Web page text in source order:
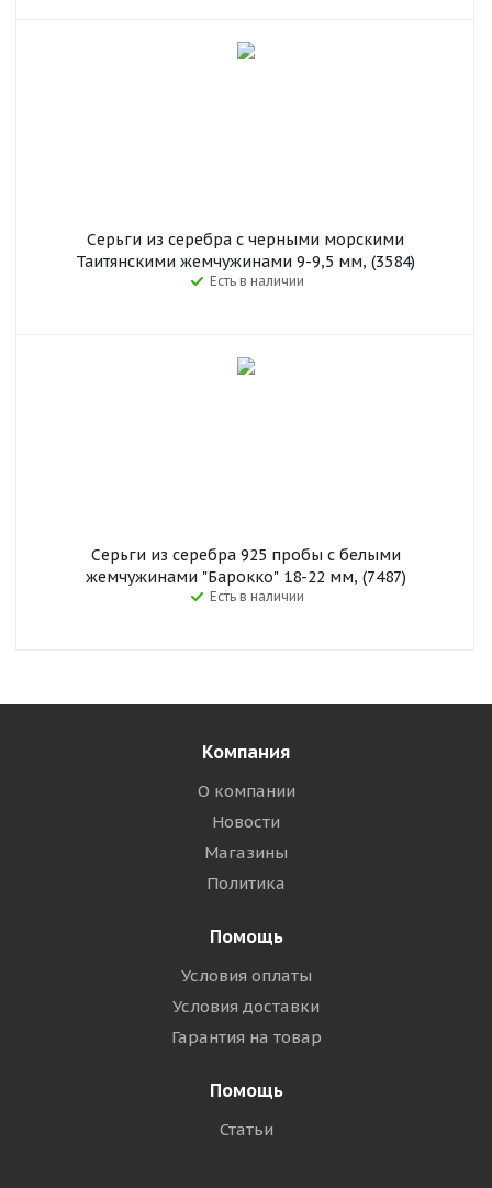
Серьги из серебра c черными морскими
Таитянскими жемчужинами 9-9,5 мм, (3584)
Есть в наличии
Серьги из серебра 925 пробы с белыми
жемчужинами "Барокко" 18-22 мм, (7487)
Есть в наличии
Компания
О компании
Новости
Магазины
Политика
Помощь
Условия оплаты
Условия доставки
Гарантия на товар
Помощь
Статьи